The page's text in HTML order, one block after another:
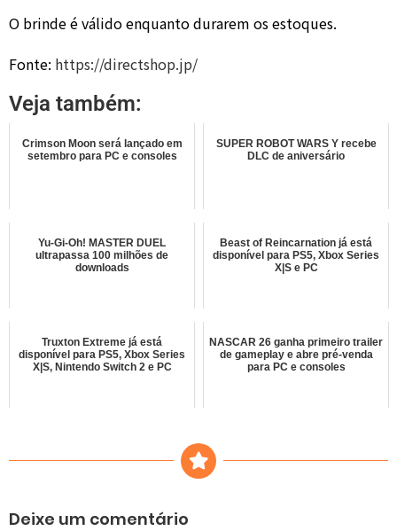
O brinde é válido enquanto durarem os estoques.
Fonte: https://directshop.jp/
Veja também:
Crimson Moon será lançado em
setembro para PC e consoles
SUPER ROBOT WARS Y recebe
DLC de aniversário
Yu-Gi-Oh! MASTER DUEL
ultrapassa 100 milhões de
downloads
Beast of Reincarnation já está
disponível para PS5, Xbox Series
X|S e PC
Truxton Extreme já está
disponível para PS5, Xbox Series
X|S, Nintendo Switch 2 e PC
NASCAR 26 ganha primeiro trailer
de gameplay e abre pré-venda
para PC e consoles
Deixe um comentário